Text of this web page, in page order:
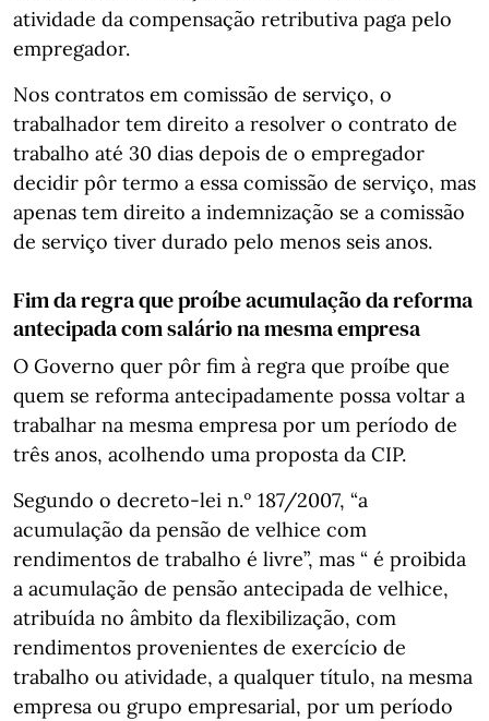
atividade da compensação retributiva paga pelo
empregador.
Nos contratos em comissão de serviço, o
trabalhador tem direito a resolver o contrato de
trabalho até 30 dias depois de o empregador
decidir pôr termo a essa comissão de serviço, mas
apenas tem direito a indemnização se a comissão
de serviço tiver durado pelo menos seis anos.
Fim da regra que proíbe acumulação da reforma
antecipada com salário na mesma empresa
O Governo quer pôr fim à regra que proíbe que
quem se reforma antecipadamente possa voltar a
trabalhar na mesma empresa por um período de
três anos, acolhendo uma proposta da CIP.
Segundo o decreto-lei n.º 187/2007, “a
acumulação da pensão de velhice com
rendimentos de trabalho é livre”, mas “ é proibida
a acumulação de pensão antecipada de velhice,
atribuída no âmbito da flexibilização, com
rendimentos provenientes de exercício de
trabalho ou atividade, a qualquer título, na mesma
empresa ou grupo empresarial, por um período